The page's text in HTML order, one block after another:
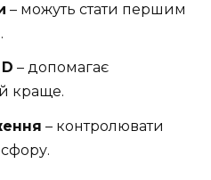
– можуть стати першим
– допомагає
краще.
– контролювати